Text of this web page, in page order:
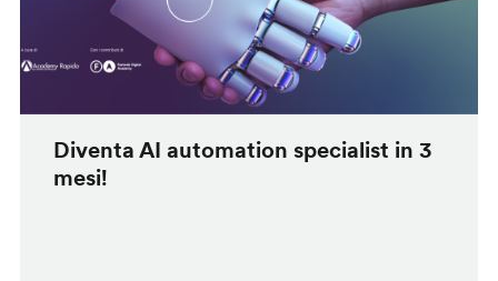
Diventa AI automation specialist in 3
mesi!